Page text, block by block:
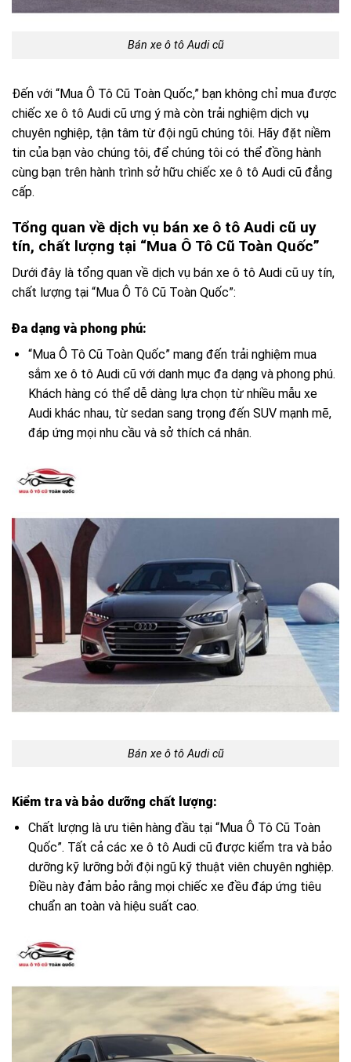
Bán xe ô tô Audi cũ
Đến với “Mua Ô Tô Cũ Toàn Quốc,” bạn không chỉ mua được
chiếc xe ô tô Audi cũ ưng ý mà còn trải nghiệm dịch vụ
chuyên nghiệp, tận tâm từ đội ngũ chúng tôi. Hãy đặt niềm
tin của bạn vào chúng tôi, để chúng tôi có thể đồng hành
cùng bạn trên hành trình sở hữu chiếc xe ô tô Audi cũ đẳng
cấp.
Tổng quan về dịch vụ bán xe ô tô Audi cũ uy
tín, chất lượng tại “Mua Ô Tô Cũ Toàn Quốc”
Dưới đây là tổng quan về dịch vụ bán xe ô tô Audi cũ uy tín,
chất lượng tại “Mua Ô Tô Cũ Toàn Quốc”:
Đa dạng và phong phú:
“Mua Ô Tô Cũ Toàn Quốc” mang đến trải nghiệm mua
sắm xe ô tô Audi cũ với danh mục đa dạng và phong phú.
Khách hàng có thể dễ dàng lựa chọn từ nhiều mẫu xe
Audi khác nhau, từ sedan sang trọng đến SUV mạnh mẽ,
đáp ứng mọi nhu cầu và sở thích cá nhân.
Bán xe ô tô Audi cũ
Kiểm tra và bảo dưỡng chất lượng:
Chất lượng là ưu tiên hàng đầu tại “Mua Ô Tô Cũ Toàn
Quốc”. Tất cả các xe ô tô Audi cũ được kiểm tra và bảo
dưỡng kỹ lưỡng bởi đội ngũ kỹ thuật viên chuyên nghiệp.
Điều này đảm bảo rằng mọi chiếc xe đều đáp ứng tiêu
chuẩn an toàn và hiệu suất cao.